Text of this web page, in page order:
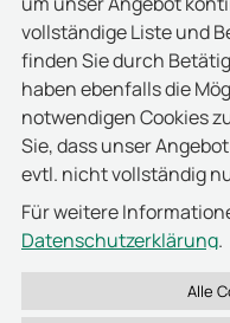
vollständige Liste und
finden Sie durch
haben ebenfalls die
notwendigen Cookies
Sie, dass unser
evtl. nicht vollständig
Für weitere
Datenschutzerklärung.